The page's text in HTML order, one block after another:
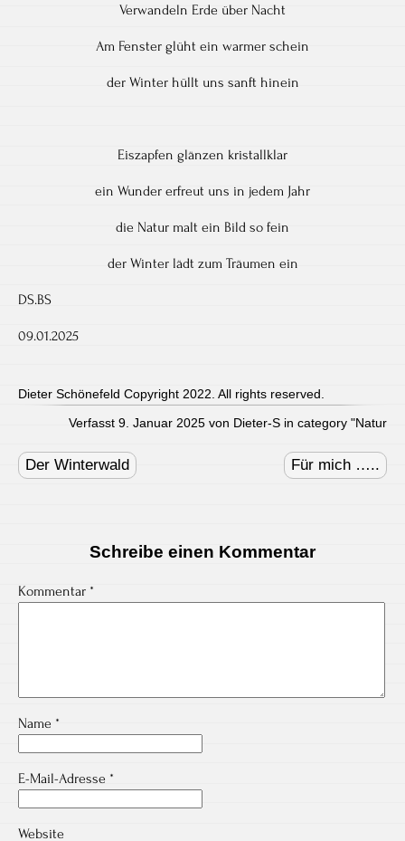
Verwandeln Erde über Nacht
Am Fenster glüht ein warmer schein
der Winter hüllt uns sanft hinein
Eiszapfen glänzen kristallklar
ein Wunder erfreut uns in jedem Jahr
die Natur malt ein Bild so fein
der Winter lädt zum Träumen ein
DS.BS
09.01.2025
Dieter Schönefeld Copyright 2022. All rights reserved.
Verfasst 9. Januar 2025 von Dieter-S in category "Natur
navigation
Der Winterwald Für mich …..
Schreibe einen Kommentar
Kommentar *
Name *
E-Mail-Adresse *
Website